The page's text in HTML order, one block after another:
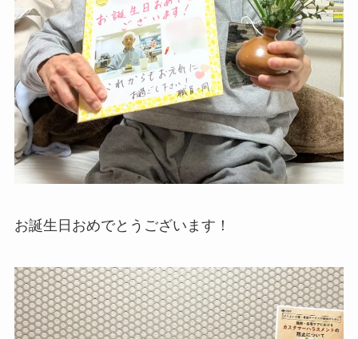
お誕生日おめでとうございます！